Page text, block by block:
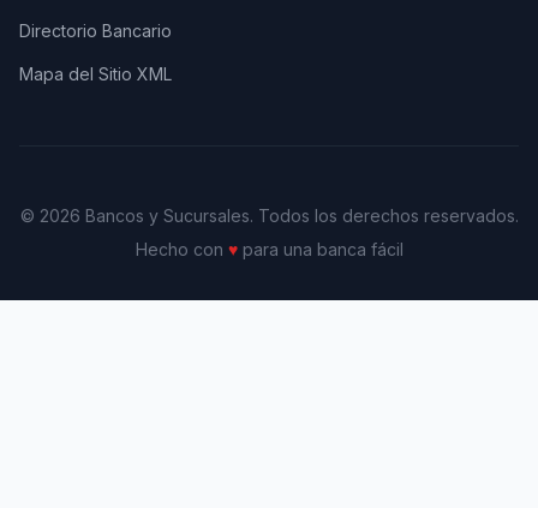
Directorio Bancario
Mapa del Sitio XML
© 2026 Bancos y Sucursales. Todos los derechos reservados.
Hecho con ♥para una banca fácil